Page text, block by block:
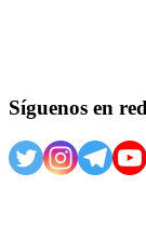
Síguenos en